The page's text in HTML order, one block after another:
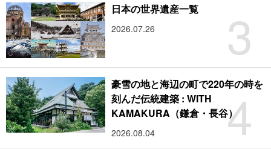
3
日本の世界遺産一覧
2026.07.26
4
豪雪の地と海辺の町で220年の時を
刻んだ伝統建築 : WITH
KAMAKURA（鎌倉・長谷）
2026.08.04